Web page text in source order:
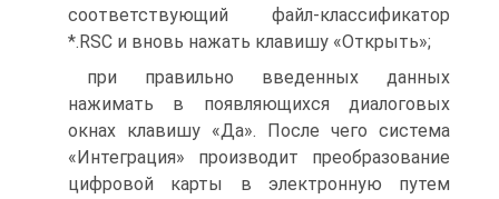
соответствующий файл-классификатор
*.RSC и вновь нажать клавишу «Открыть»;
при правильно введенных данных
нажимать в появляющихся диалоговых
окнах клавишу «Да». После чего система
«Интеграция» производит преобразование
цифровой карты в электронную путем